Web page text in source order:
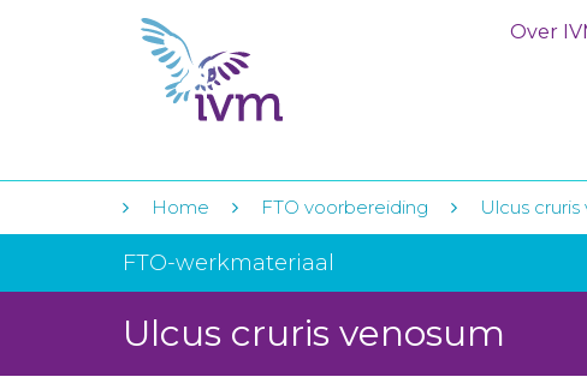
Over
Home FTO voorbereiding Ulcus
FTO-werkmateriaal
Ulcus cruris venosum